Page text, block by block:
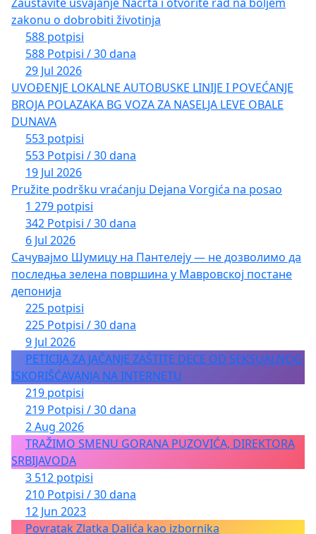
zakonu o dobrobiti životinja
588 potpisi
588 Potpisi / 30 dana
29 Jul 2026
UVOĐENJE LOKALNE AUTOBUSKE LINIJE I POVEĆANJE
BROJA POLAZAKA BG VOZA ZA NASELJA LEVE OBALE
DUNAVA
553 potpisi
553 Potpisi / 30 dana
19 Jul 2026
Pružite podršku vraćanju Dejana Vorgića na posao
1 279 potpisi
342 Potpisi / 30 dana
6 Jul 2026
Сачувајмо Шумицу на Пантелеју — не дозволимо да
последња зелена површина у Мавровској постане
депонија
225 potpisi
225 Potpisi / 30 dana
9 Jul 2026
PETICIJA ZA JAČANJE ZAŠTITE DECE OD SEKSUALNOG
ISKORIŠĆAVANJA NA INTERNETU
219 potpisi
219 Potpisi / 30 dana
2 Aug 2026
TRAŽIMO SMENU GORANA PUZOVIĆA, DIREKTORA
SRBIJAVODA
3 512 potpisi
210 Potpisi / 30 dana
12 Jun 2023
Povratak Zlatka Dalića kao izbornika